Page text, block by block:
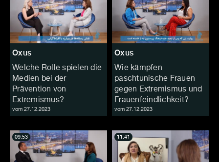
Oxus
Welche Rolle spielen die
Medien bei der
Prävention von
Extremismus?
vom 27.12.2023
Oxus
Wie kämpfen
paschtunische Frauen
gegen Extremismus und
Frauenfeindlichkeit?
vom 27.12.2023
09:53 11:41